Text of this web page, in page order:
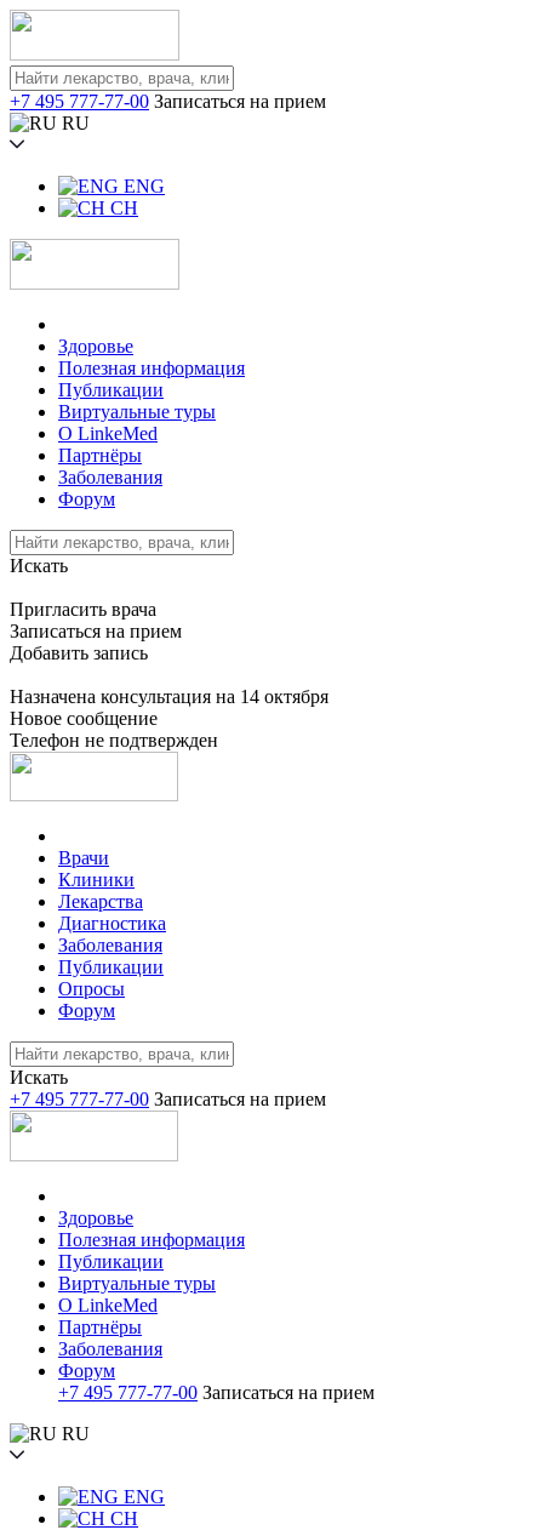
+7 495 777-77-00 Записаться на прием
RU
ENG
CH
Здоровье
Полезная информация
Публикации
Виртуальные туры
О LinkeMed
Партнёры
Заболевания
Форум
Искать
Пригласить врача
Записаться на прием
Добавить запись
Назначена консультация на 14 октября
Новое сообщение
Телефон не подтвержден
Врачи
Клиники
Лекарства
Диагностика
Заболевания
Публикации
Опросы
Форум
Искать
+7 495 777-77-00 Записаться на прием
Здоровье
Полезная информация
Публикации
Виртуальные туры
О LinkeMed
Партнёры
Заболевания
Форум
+7 495 777-77-00 Записаться на прием
RU
ENG
CH